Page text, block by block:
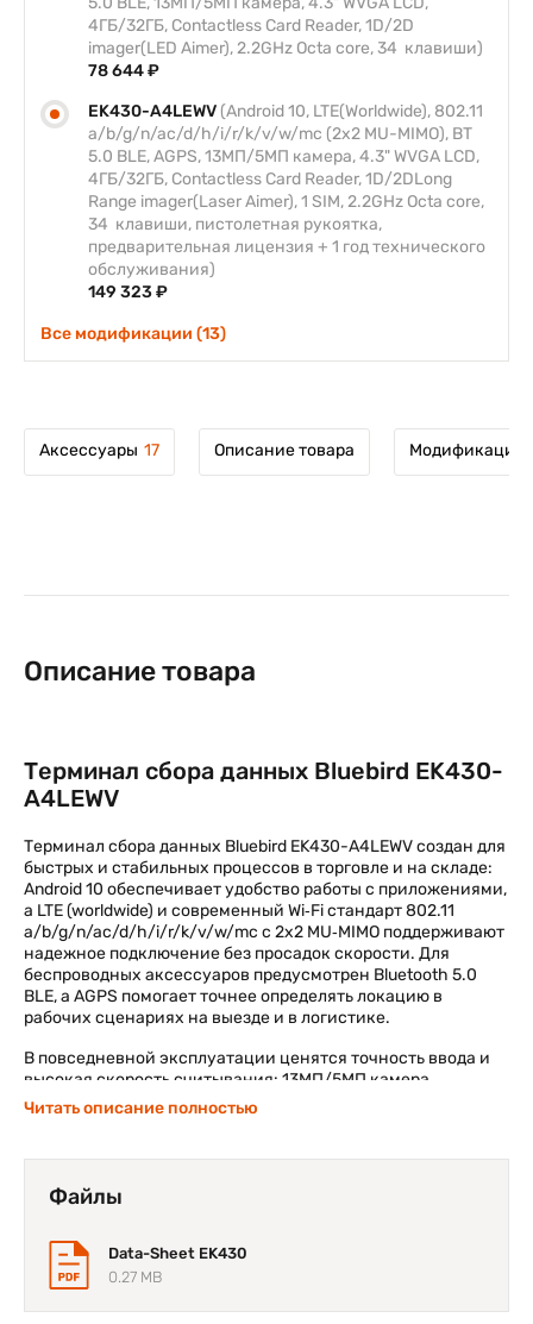
4ГБ/32ГБ, Contactless Card Reader, 1D/2D
imager(LED Aimer), 2.2GHz Octa core, 34 клавиши)
78 644 ₽
EK430-A4LEWV (Android 10, LTE(Worldwide), 802.11
a/b/g/n/ac/d/h/i/r/k/v/w/mc (2x2 MU-MIMO), BT
5.0 BLE, AGPS, 13МП/5МП камера, 4.3" WVGA LCD,
4ГБ/32ГБ, Contactless Card Reader, 1D/2DLong
Range imager(Laser Aimer), 1 SIM, 2.2GHz Octa core,
34 клавиши, пистолетная рукоятка,
предварительная лицензия + 1 год технического
обслуживания)
149 323 ₽
Все модификации (13)
Аксессуары 17 Описание товара Модификации
Описание товара
Терминал сбора данных Bluebird EK430-
A4LEWV
Терминал сбора данных Bluebird EK430-A4LEWV создан для
быстрых и стабильных процессов в торговле и на складе:
Android 10 обеспечивает удобство работы с приложениями,
а LTE (worldwide) и современный Wi‑Fi стандарт 802.11
a/b/g/n/ac/d/h/i/r/k/v/w/mc с 2x2 MU‑MIMO поддерживают
надежное подключение без просадок скорости. Для
беспроводных аксессуаров предусмотрен Bluetooth 5.0
BLE, а AGPS помогает точнее определять локацию в
рабочих сценариях на выезде и в логистике.
В повседневной эксплуатации ценятся точность ввода и
высокая скорость считывания: 13МП/5МП камера
расширяет возможности фиксации данных, 4,3" WVGA LCD
обеспечивает уверенный захват штрих‑кодов на нужном
расстоянии. 4 ГБ оперативной и 32 ГБ встроенной памяти
позволяют держать рабочие процессы в режиме
плавность работы, считыватель карт добавляет гибкости
для сценариев идентификации. Пистолетная рукоятка и
34 клавиши делают ввод данных с помощью терминала
Bluebird EK430-A4LEWV удобным и быстрым.
Читать описание полностью
Файлы
Data-Sheet EK430
0.27 MB